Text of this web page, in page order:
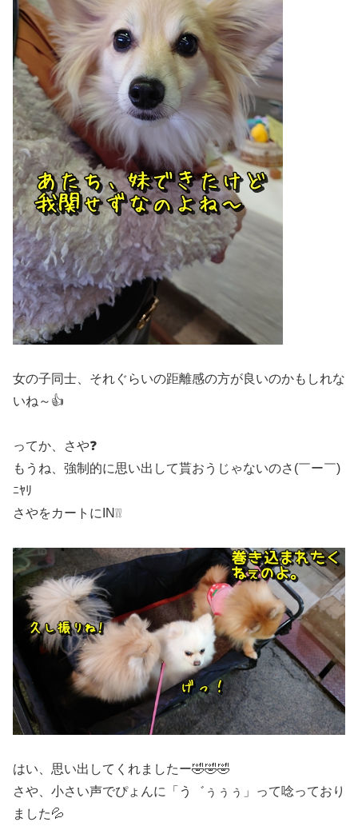
女の子同士、それぐらいの距離感の方が良いのかもしれな
いね～👍
ってか、さや❓
もうね、強制的に思い出して貰おうじゃないのさ(￣ー￣)
ﾆﾔﾘ
さやをカートにIN❕❕
はい、思い出してくれましたー🤣🤣🤣
さや、小さい声でぴょんに「う゛ぅぅぅ」って唸っており
ました💦